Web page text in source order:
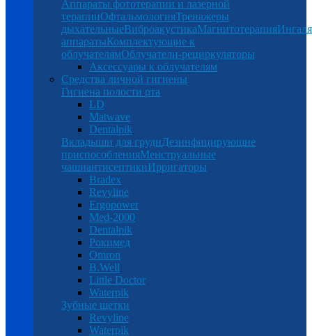
Аппараты фототерапии и лазерной
терапииОфтальмологияТренажеры
дыхательныеВиброакустикаМагнитотерапия
аппаратыКомплектующие к
облучателямОблучатели-рециркуляторы
Аксессуары к облучателям
Средства личной гигиены
Гигиена полости рта
LD
Matwave
Dentalpik
Вкладыши для грудиДезинфицирующие
приспособленияМенструальные
чашиантисептикиИрригаторы
Bradex
Revyline
Ergopower
Med-2000
Dentalpik
Рокимед
Omron
B.Well
Little Doctor
Waterpik
Зубные щетки
Revyline
Waterpik